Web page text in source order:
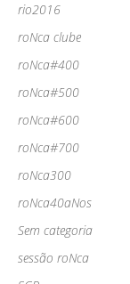
rio2016
roNca clube
roNca#400
roNca#500
roNca#600
roNca#700
roNca300
roNca40aNos
Sem categoria
sessão roNca